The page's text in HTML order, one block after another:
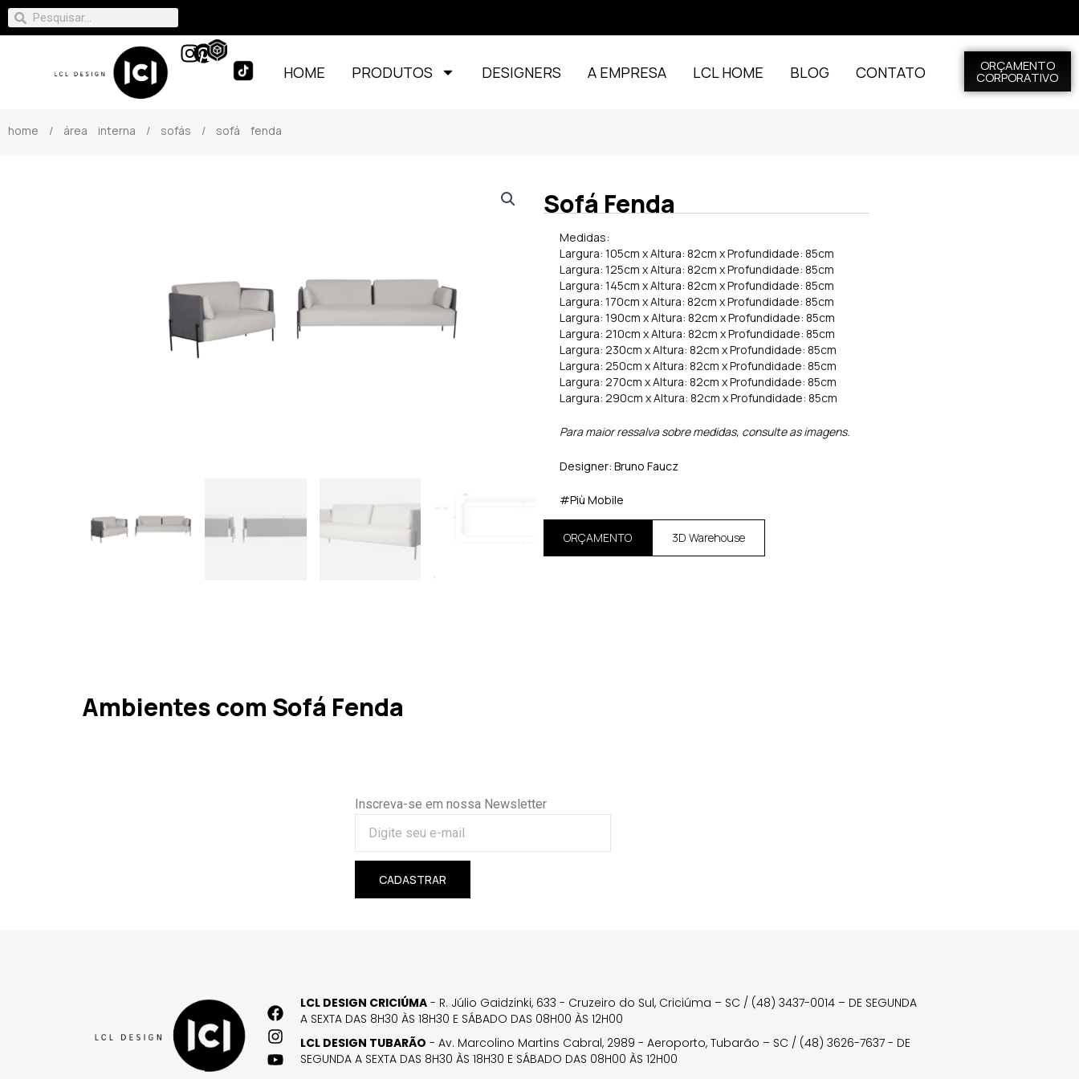
HOME PRODUTOS DESIGNERS A EMPRESA LCL HOME BLOG CONTATO ORÇAMENTO
CORPORATIVO
home / área interna / sofás / sofá fenda
Sofá Fenda
Medidas:
Largura: 105cm x Altura: 82cm x Profundidade: 85cm
Largura: 125cm x Altura: 82cm x Profundidade: 85cm
Largura: 145cm x Altura: 82cm x Profundidade: 85cm
Largura: 170cm x Altura: 82cm x Profundidade: 85cm
Largura: 190cm x Altura: 82cm x Profundidade: 85cm
Largura: 210cm x Altura: 82cm x Profundidade: 85cm
Largura: 230cm x Altura: 82cm x Profundidade: 85cm
Largura: 250cm x Altura: 82cm x Profundidade: 85cm
Largura: 270cm x Altura: 82cm x Profundidade: 85cm
Largura: 290cm x Altura: 82cm x Profundidade: 85cm
Para maior ressalva sobre medidas, consulte as imagens.
Designer: Bruno Faucz
#Più Mobile
ORÇAMENTO 3D Warehouse
Ambientes com Sofá Fenda
Inscreva-se em nossa Newsletter
CADASTRAR
LCL DESIGN CRICIÚMA - R. Júlio Gaidzinki, 633 - Cruzeiro do Sul, Criciúma – SC / (48) 3437-0014 – DE SEGUNDA
A SEXTA DAS 8H30 ÀS 18H30 E SÁBADO DAS 08H00 ÀS 12H00
LCL DESIGN TUBARÃO - Av. Marcolino Martins Cabral, 2989 - Aeroporto, Tubarão – SC / (48) 3626-7637 - DE
SEGUNDA A SEXTA DAS 8H30 ÀS 18H30 E SÁBADO DAS 08H00 ÀS 12H00